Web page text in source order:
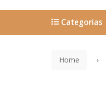
Categorias
Home